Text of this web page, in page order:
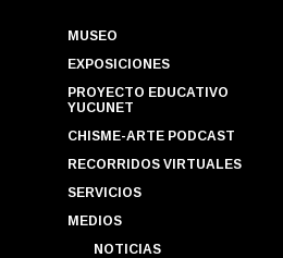
MUSEO
EXPOSICIONES
PROYECTO EDUCATIVO
YUCUNET
CHISME-ARTE PODCAST
RECORRIDOS VIRTUALES
SERVICIOS
MEDIOS
NOTICIAS